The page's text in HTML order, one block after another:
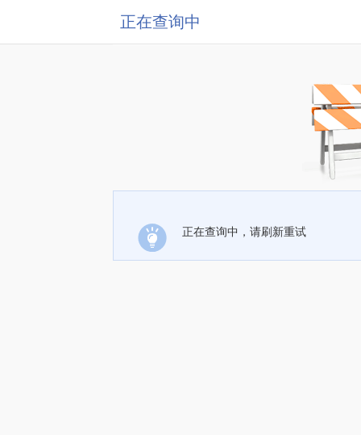
正在查询中
正在查询中，请刷新重试